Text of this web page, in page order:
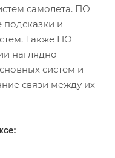
самолета. ПО
и
Также ПО
наглядно
систем и
связи между их